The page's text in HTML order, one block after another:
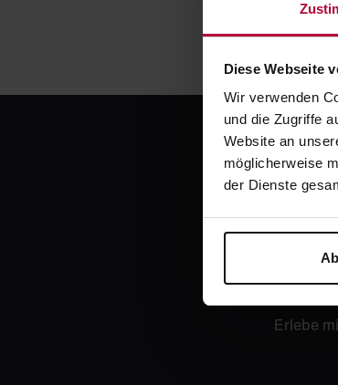
Diese Webseite
Wir verwenden
und die Zugriffe
Website an
möglicherweise
der Dienste
Erlebe